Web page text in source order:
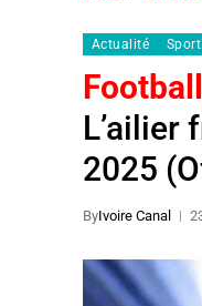
Actualité Sport
Football
L’ailier
2025
ByIvoire Canal